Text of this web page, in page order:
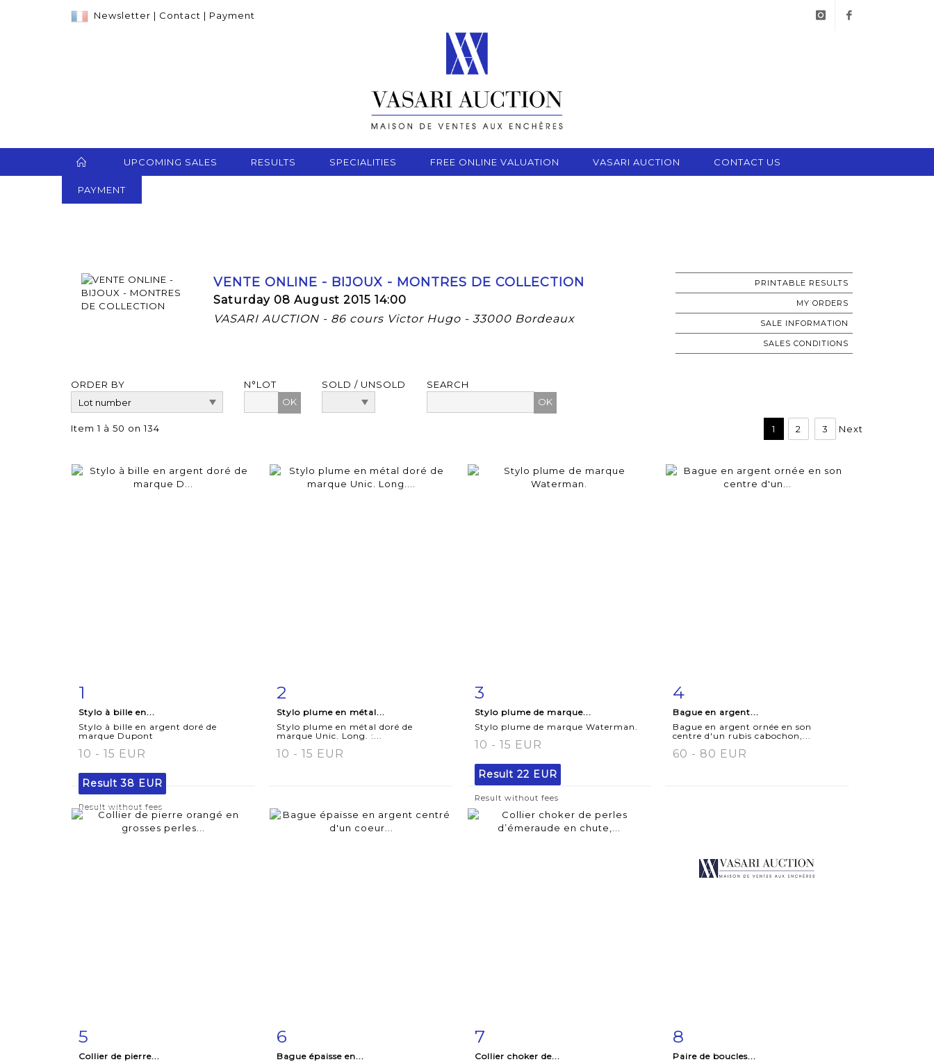
Newsletter | Contact | Payment
UPCOMING SALES RESULTS SPECIALITIES FREE ONLINE VALUATION VASARI AUCTION CONTACT US
PAYMENT
VENTE ONLINE - BIJOUX - MONTRES DE COLLECTION
Saturday 08 August 2015 14:00
VASARI AUCTION - 86 cours Victor Hugo - 33000 Bordeaux
PRINTABLE RESULTS
MY ORDERS
SALE INFORMATION
SALES CONDITIONS
ORDER BY
N°LOT
OK
SOLD / UNSOLD SEARCH
Item 1 à 50 on 134 1 2 3 Next
1
Stylo à bille en...
Stylo à bille en argent doré de
marque Dupont
10 - 15 EUR
Result38 EUR
Result without fees
2
Stylo plume en métal...
Stylo plume en métal doré de
marque Unic. Long. :...
10 - 15 EUR
3
Stylo plume de marque...
Stylo plume de marque Waterman.
10 - 15 EUR
Result 22 EUR
Result without fees
4
Bague en argent...
Bague en argent ornée en son
centre d'un rubis cabochon,...
60 - 80 EUR
5
Collier de pierre...
6
Bague épaisse en...
7
Collier choker de...
8
Paire de boucles...